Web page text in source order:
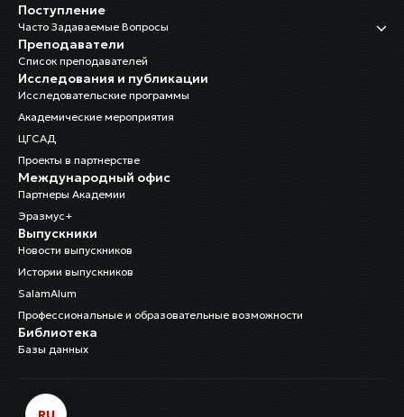
Поступление
Часто Задаваемые Вопросы
Преподаватели
Список преподавателей
Исследования и публикации
Исследовательские программы
Академические мероприятия
ЦГСАД
Проекты в партнерстве
Международный офис
Партнеры Академии
Эразмус+
Выпускники
Новости выпускников
Истории выпускников
SalamAlum
Профессиональные и образовательные возможности
Библиотека
Базы данных